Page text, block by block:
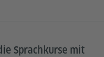
Sprachkurse mit